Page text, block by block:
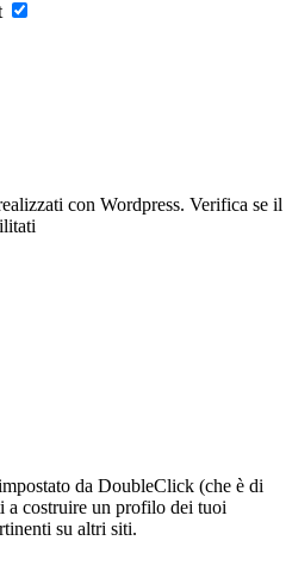
con Wordpress. Verifica se il
da DoubleClick (che è di
a costruire un profilo dei tuoi
su altri siti.